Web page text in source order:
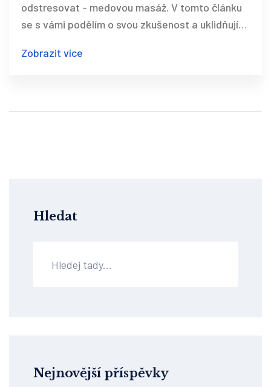
odstresovat - medovou masáž. V tomto článku
se s vámi podělím o svou zkušenost a uklidňující
zážitek. Pojďme prozkoumat úžasné výhody
vám již nic nebrání v plánování vaší vlastní
Zobrazit více
Hledat
Nejnovější příspěvky